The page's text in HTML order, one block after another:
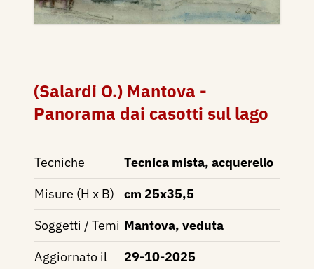
(Salardi O.) Mantova -
Panorama dai casotti sul lago
Tecniche
Tecnica mista, acquerello
Misure (H x B)
cm 25x35,5
Soggetti / Temi Mantova, veduta
Aggiornato il
29-10-2025